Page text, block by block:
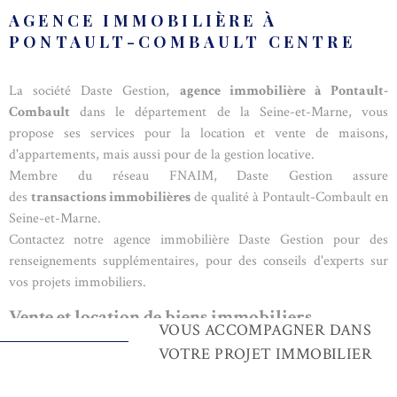
AGENCE IMMOBILIÈRE À
PONTAULT-COMBAULT CENTRE
La société Daste Gestion, agence immobilière à Pontault-
Combault dans le département de la Seine-et-Marne, vous
propose ses services pour la location et vente de maisons,
d'appartements, mais aussi pour de la gestion locative.
Membre du réseau FNAIM, Daste Gestion assure
des transactions immobilièresde qualité à Pontault-Combault en
Seine-et-Marne.
Contactez notre agence immobilière Daste Gestion pour des
renseignements supplémentaires, pour des conseils d'experts sur
vos projets immobiliers.
Vente et location de biens immobiliers
L'agence Daste Gestion à Pontault-Combault en Seine-et-Marne et
VOUS ACCOMPAGNER DANS
VOTRE PROJET IMMOBILIER